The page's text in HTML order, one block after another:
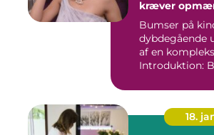
kræver
Bumser på
dybdegående
af en
Introduktion:
18.